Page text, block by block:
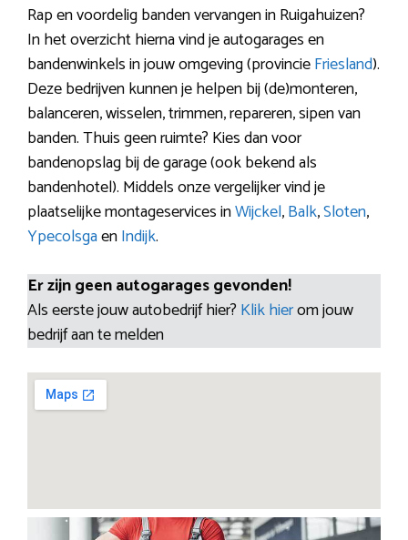
Rap en voordelig banden vervangen in Ruigahuizen?
In het overzicht hierna vind je autogarages en
bandenwinkels in jouw omgeving (provincieFriesland).
Deze bedrijven kunnen je helpen bij (de)monteren,
balanceren, wisselen, trimmen, repareren, sipen van
banden. Thuis geen ruimte? Kies dan voor
bandenopslag bij de garage (ook bekend als
bandenhotel). Middels onze vergelijker vind je
plaatselijke montageservices inWijckel,Balk,Sloten,
YpecolsgaenIndijk.
Er zijn geen autogarages gevonden!
Als eerste jouw autobedrijf hier? Klik hierom jouw
bedrijf aan te melden